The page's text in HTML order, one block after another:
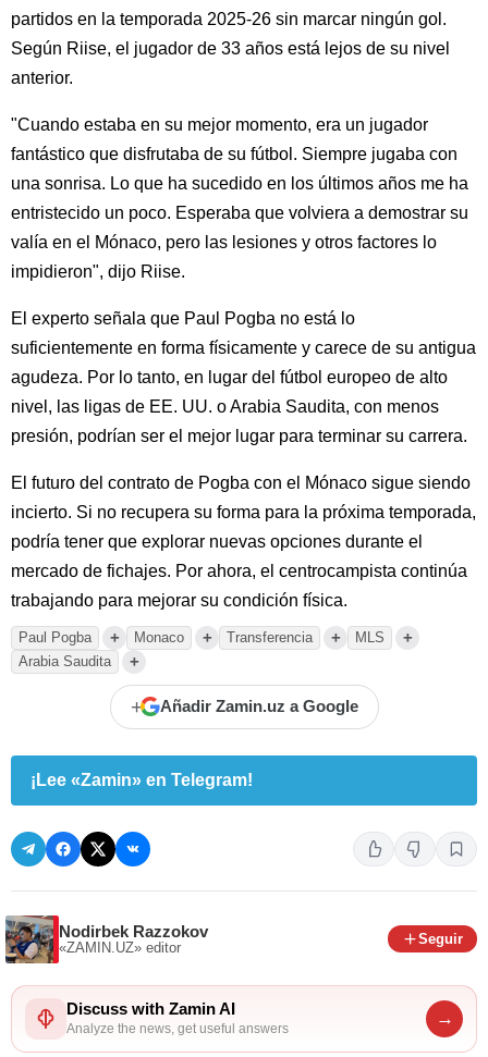
partidos en la temporada 2025-26 sin marcar ningún gol.
Según Riise, el jugador de 33 años está lejos de su nivel
anterior.
"Cuando estaba en su mejor momento, era un jugador
fantástico que disfrutaba de su fútbol. Siempre jugaba con
una sonrisa. Lo que ha sucedido en los últimos años me ha
entristecido un poco. Esperaba que volviera a demostrar su
valía en el Mónaco, pero las lesiones y otros factores lo
impidieron", dijo Riise.
El experto señala que Paul Pogba no está lo
suficientemente en forma físicamente y carece de su antigua
agudeza. Por lo tanto, en lugar del fútbol europeo de alto
nivel, las ligas de EE. UU. o Arabia Saudita, con menos
presión, podrían ser el mejor lugar para terminar su carrera.
El futuro del contrato de Pogba con el Mónaco sigue siendo
incierto. Si no recupera su forma para la próxima temporada,
podría tener que explorar nuevas opciones durante el
mercado de fichajes. Por ahora, el centrocampista continúa
trabajando para mejorar su condición física.
Paul Pogba + Monaco + Transferencia + MLS +
Arabia Saudita +
+ Añadir Zamin.uz a Google
¡Lee «Zamin» en Telegram!
Nodirbek Razzokov
«ZAMIN.UZ» editor
Seguir
Discuss with Zamin AI
Analyze the news, get useful answers
→